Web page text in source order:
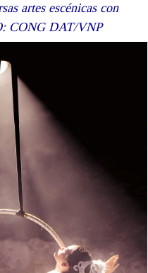
artes escénicas con
CONG DAT/VNP